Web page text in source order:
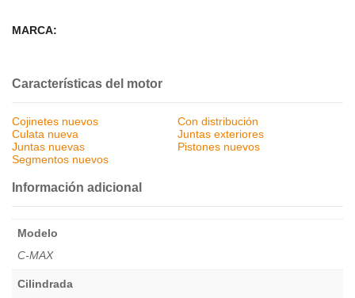
MARCA:
Características del motor
Cojinetes nuevos
Con distribución
Culata nueva
Juntas exteriores
Juntas nuevas
Pistones nuevos
Segmentos nuevos
Información adicional
Modelo
C-MAX
Cilindrada